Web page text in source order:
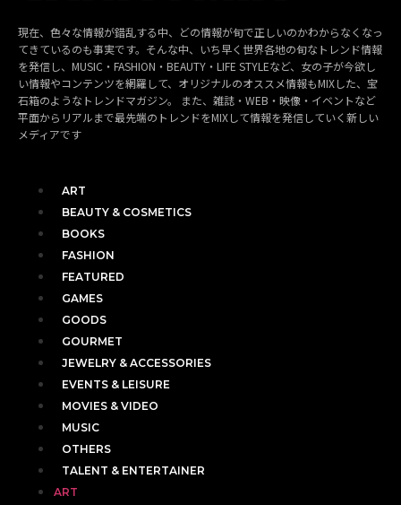
現在、色々な情報が錯乱する中、どの情報が旬で正しいのかわからなくなっ
てきているのも事実です。そんな中、いち早く世界各地の旬なトレンド情報
を発信し、MUSIC・FASHION・BEAUTY・LIFE STYLEなど、女の子が今欲し
い情報やコンテンツを網羅して、オリジナルのオススメ情報もMIXした、宝
石箱のようなトレンドマガジン。 また、雑誌・WEB・映像・イベントなど
平面からリアルまで最先端のトレンドをMIXして情報を発信していく新しい
メディアです
ART
BEAUTY & COSMETICS
BOOKS
FASHION
FEATURED
GAMES
GOODS
GOURMET
JEWELRY & ACCESSORIES
EVENTS & LEISURE
MOVIES & VIDEO
MUSIC
OTHERS
TALENT & ENTERTAINER
ART